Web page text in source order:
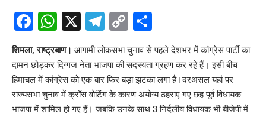
Facebook
WhatsApp
X Telegram
Copy
Link
शिमला, राष्ट्रबाण। आगामी लोकसभा चुनाव से पहले देशभर में कांग्रेस पार्टी का
दामन छोड़कर दिग्गज नेता भाजपा की सदस्यता ग्रहण कर रहे हैं। इसी बीच
हिमाचल में कांग्रेस को एक बार फिर बड़ा झटका लगा है।दरअसल यहां पर
राज्यसभा चुनाव में क्रॉस वोटिंग के कारण अयोग्य ठहराए गए छह पूर्व विधायक
भाजपा में शामिल हो गए हैं। जबकि उनके साथ 3 निर्दलीय विधायक भी बीजेपी में